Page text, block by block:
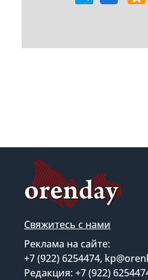
Свяжитесь с нами
Реклама на сайте:
+7 (922) 6254474,
Редакция: +7 (922)